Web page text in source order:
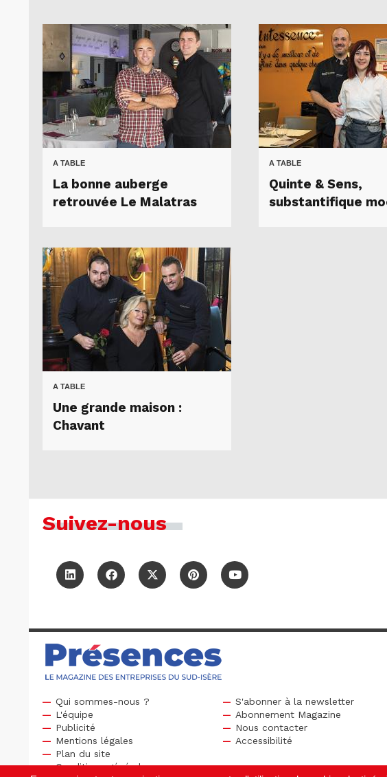
A TABLE
La bonne auberge
retrouvée Le Malatras
A TABLE
Quinte & Sens,
substantifique
A TABLE
Une grande maison :
Chavant
Suivez-nous
Qui sommes-nous ?
L'équipe
Publicité
S'abonner à la newsletter
Abonnement Magazine
Nous contacter
Mentions légales
Plan du site
Conditions générales
Accessibilité